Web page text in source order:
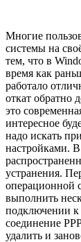
Многие
системы на
тем, что в
время как
работало
откат обратно
это
интересное
надо искать
настройками. В
устранения.
операционной
выполнить
подключении к
соединение
удалить и